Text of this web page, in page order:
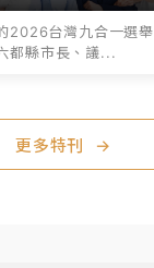
2026台灣九合一選舉
都縣市長、議...
更多特刊 →